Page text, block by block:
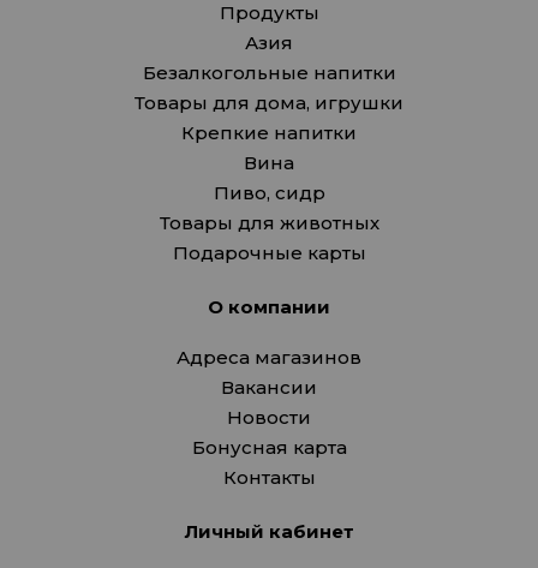
Продукты
Азия
Безалкогольные напитки
Товары для дома, игрушки
Крепкие напитки
Вина
Пиво, сидр
Товары для животных
Подарочные карты
О компании
Адреса магазинов
Вакансии
Новости
Бонусная карта
Контакты
Личный кабинет